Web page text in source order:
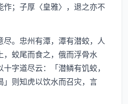
作；子厚〈皇雅〉，退之亦不
尽。忠州有潭，潭有潜蛟，人
，蛟尾而食之，俄而浮骨水
字道尽云：「潜鳞有饥蛟，
」则知虎以饮水而召灾，言